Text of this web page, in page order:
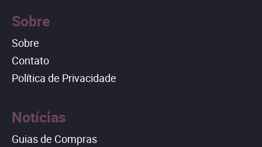
Sobre
Sobre
Contato
Política de Privacidade
Notícias
Guias de Compras